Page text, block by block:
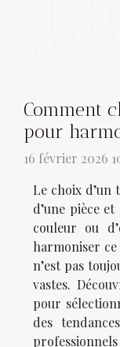
Comment
pour
16 février 2026
Le choix d’un
d’une pièce
couleur ou
harmoniser
n’est pas
vastes.
pour
des